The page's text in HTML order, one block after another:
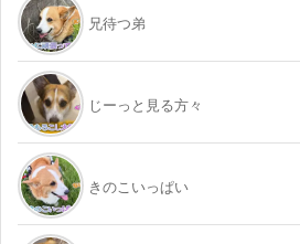
兄待つ弟
じーっと見る方々
きのこいっぱい